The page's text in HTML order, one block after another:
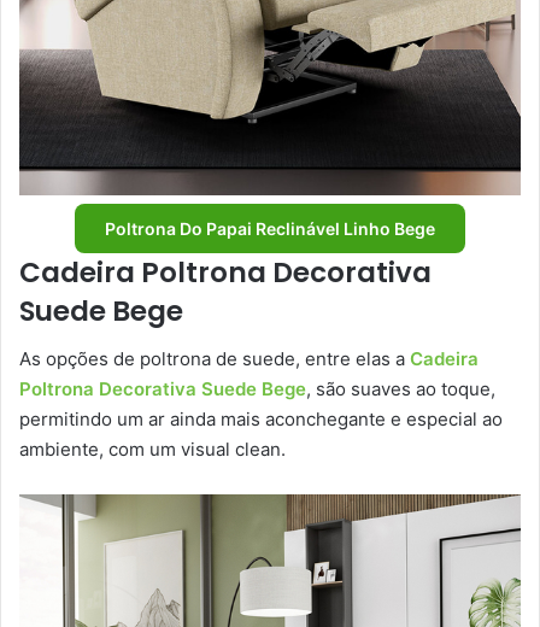
Poltrona Do Papai Reclinável Linho Bege
Cadeira Poltrona Decorativa
Suede Bege
As opções de poltrona de suede, entre elas a Cadeira
Poltrona Decorativa Suede Bege, são suaves ao toque,
permitindo um ar ainda mais aconchegante e especial ao
ambiente, com um visual clean.